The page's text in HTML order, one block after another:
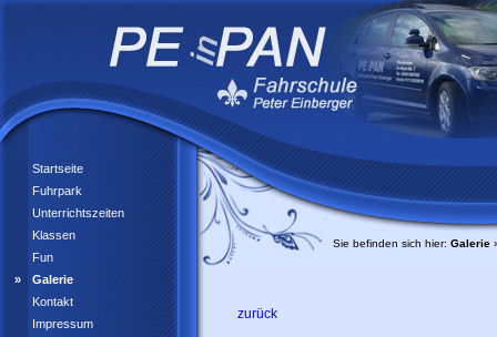
Startseite
Fuhrpark
Unterrichtszeiten
Klassen
Fun
Galerie
Kontakt
Impressum
Sie befinden sich hier: Galerie
zurück